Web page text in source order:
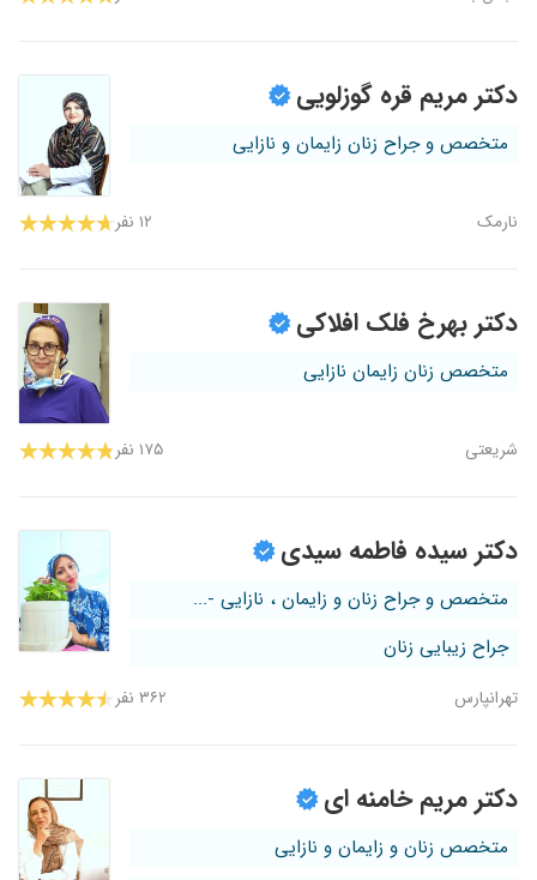
دکتر مریم قره گوزلویی
متخصص و جراح زنان زایمان و نازایی
نارمک ۱۲ نفر
دکتر بهرخ فلک افلاکی
متخصص زنان زایمان نازایی
شریعتی ۱۷۵ نفر
دکتر سیده فاطمه سیدی
متخصص و جراح زنان و زایمان ، نازایی -...
جراح زیبایی زنان
تهرانپارس ۳۶۲ نفر
دکتر مریم خامنه ای
متخصص زنان و زایمان و نازایی